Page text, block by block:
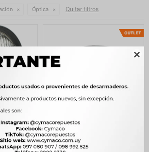

Óptica Quitar filtros
H3 VIC
OPTICA - 12V 5 3-4 COCHE
JAPON RECTANGULAR